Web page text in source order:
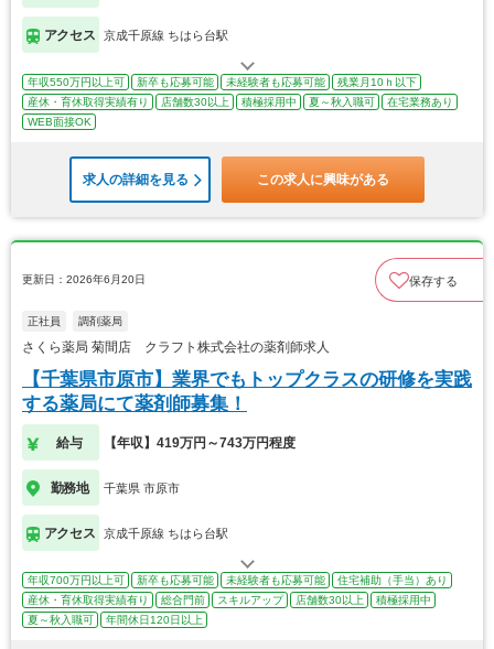
アクセス 京成千原線 ちはら台駅
年収550万円以上可 新卒も応募可能 未経験者も応募可能
残業月10ｈ以下
産休・育休取得実績有り
店舗数30以上 積極採用中 夏～秋入職可
在宅業務あり
WEB面接OK
求人の詳細を見る この求人に興味がある
更新日：2026年6月20日 保存する
正社員 調剤薬局
さくら薬局 菊間店 クラフト株式会社の薬剤師求人
【千葉県市原市】業界でもトップクラスの研修を実践
する薬局にて薬剤師募集！
給与 【年収】419万円～743万円程度
勤務地 千葉県 市原市
アクセス 京成千原線 ちはら台駅
年収700万円以上可 新卒も応募可能 未経験者も応募可能
住宅補助（手当）あり
産休・育休取得実績有り
総合門前 スキルアップ 店舗数30以上
積極採用中
夏～秋入職可
年間休日120日以上